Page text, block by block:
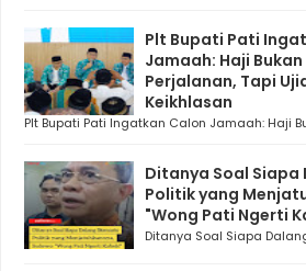
Plt Bupati Pati
Jamaah: Haji
Perjalanan, Tapi
Keikhlasan
Plt Bupati Pati Ingatkan Calon Jamaah: Haji
Ditanya Soal Siapa
Politik yang
"Wong Pati Ngerti
Ditanya Soal Siapa